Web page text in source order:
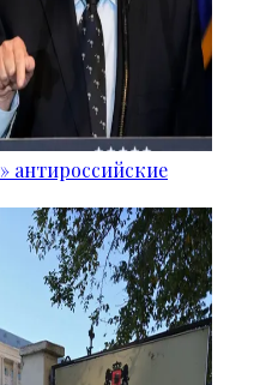
антироссийские